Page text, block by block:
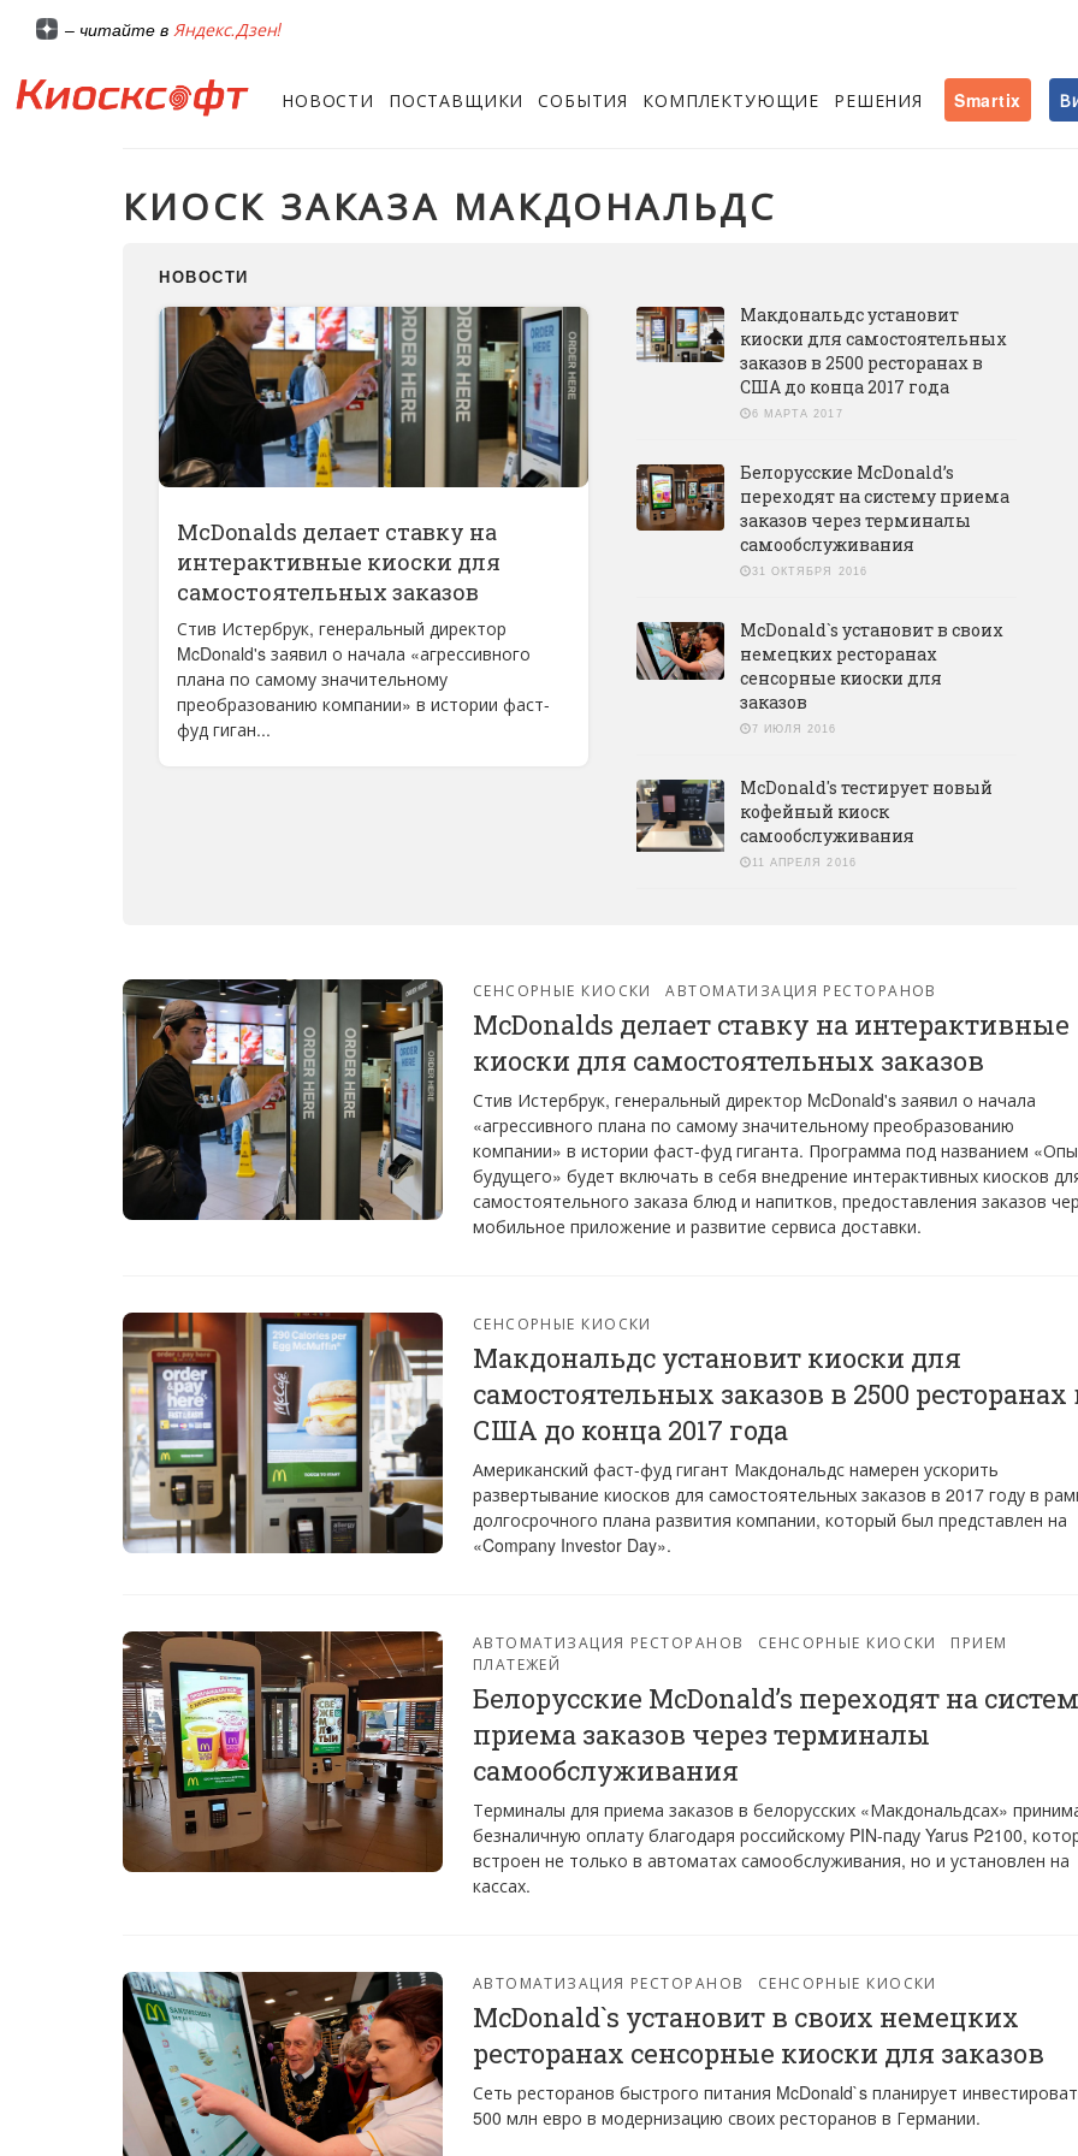
– читайте в Яндекс.Дзен!
НОВОСТИ ПОСТАВЩИКИ СОБЫТИЯ КОМПЛЕКТУЮЩИЕ РЕШЕНИЯ Smartix
КИОСК ЗАКАЗА МАКДОНАЛЬДС
НОВОСТИ
McDonalds делает ставку на
интерактивные киоски для
самостоятельных заказов
Стив Истербрук, генеральный директор
McDonald's заявил о начала «агрессивного
плана по самому значительному
преобразованию компании» в истории фаст-
фуд гиган...
Макдональдс установит
киоски для самостоятельных
заказов в 2500 ресторанах в
США до конца 2017 года
6 МАРТА 2017
Белорусские McDonald’s
переходят на систему приема
заказов через терминалы
самообслуживания
31 ОКТЯБРЯ 2016
McDonald`s установит в своих
немецких ресторанах
сенсорные киоски для
заказов
7 ИЮЛЯ 2016
McDonald's тестирует новый
кофейный киоск
самообслуживания
11 АПРЕЛЯ 2016
СЕНСОРНЫЕ КИОСКИ АВТОМАТИЗАЦИЯ РЕСТОРАНОВ
McDonalds делает ставку на интерактивные
киоски для самостоятельных заказов
Стив Истербрук, генеральный директор McDonald's заявил о начала
«агрессивного плана по самому значительному преобразованию
компании» в истории фаст-фуд гиганта. Программа под названием
будущего» будет включать в себя внедрение интерактивных киосков
самостоятельного заказа блюд и напитков, предоставления заказов
мобильное приложение и развитие сервиса доставки.
СЕНСОРНЫЕ КИОСКИ
Макдональдс установит киоски для
самостоятельных заказов в 2500 ресторанах
США до конца 2017 года
Американский фаст-фуд гигант Макдональдс намерен ускорить
развертывание киосков для самостоятельных заказов в 2017 году в
долгосрочного плана развития компании, который был представлен на
«Company Investor Day».
АВТОМАТИЗАЦИЯ РЕСТОРАНОВ СЕНСОРНЫЕ КИОСКИ
ПРИЕМ
ПЛАТЕЖЕЙ
Белорусские McDonald’s переходят на
приема заказов через терминалы
самообслуживания
Терминалы для приема заказов в белорусских «Макдональдсах»
безналичную оплату благодаря российскому PIN-паду Yarus P2100,
встроен не только в автоматах самообслуживания, но и установлен на
кассах.
АВТОМАТИЗАЦИЯ РЕСТОРАНОВ СЕНСОРНЫЕ КИОСКИ
McDonald`s установит в своих немецких
ресторанах сенсорные киоски для заказов
Сеть ресторанов быстрого питания McDonald`s планирует
500 млн евро в модернизацию своих ресторанов в Германии.